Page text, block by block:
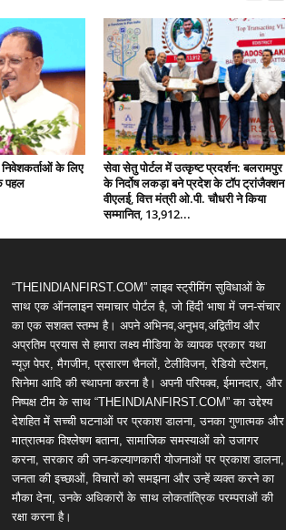
के लिए
पहल
सेवा सेतु पोर्टल में उत्कृष्ट प्रदर्शन: बलरामपुर
के निर्दोष लकड़ा बने प्रदेश के टॉप ट्रांजैक्शन
वीएलई, वित्त मंत्री ओ.पी. चौधरी ने किया
सम्मानित, 13,912...
“THEINDIANFIRST.COM” लाइव स्ट्रीमिंग सुविधाओं के
साथ एक ऑनलाइन समाचार पोर्टल है, जो हिंदी भाषा में जन-संचार
का एक सशक्त स्तम्भ है। अपने अभिनव,अनुभव,अद्वितीय और
अप्रतिम प्रयास से हमारा लक्ष्य मीडिया के व्यापक प्रकार यथा
न्यूज़ पेपर, मैगजीन, प्रसारण चैनलों, टेलीविजन, रेडियो स्टेशन,
सिनेमा आदि की स्थापना करना है। अपनी परिपक्व, ईमानदार, और
निष्पक्ष टीम के साथ “THEINDIANFIRST.COM” का उद्देश्य
देशहित में सच्ची घटनाओं पर प्रकाश डालना, उनका गुणात्मक और
मात्रात्मक विश्लेषण बताना, सामाजिक समस्याओं को उजागर
करना, सरकार की जन-कल्याणकारी योजनाओं पर प्रकाश डालना,
जनता की इच्छाओं, विचारों को समझना और उन्हें व्यक्त करने का
मौका देना, उनके अधिकारों के साथ लोकतांत्रिक परम्पराओं की
रक्षा करना है।